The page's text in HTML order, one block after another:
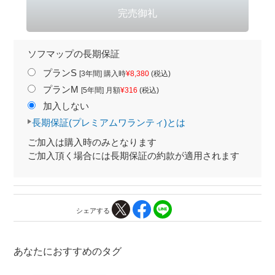
ソフマップの長期保証
プランS [3年間] 購入時¥8,380(税込)
プランM [5年間] 月額¥316 (税込)
加入しない
長期保証(プレミアムワランティ)とは
ご加入は購入時のみとなります
ご加入頂く場合には長期保証の約款が適用されます
シェアする
あなたにおすすめのタグ